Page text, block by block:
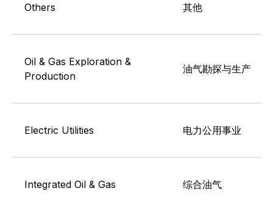
Others 其他
Oil & Gas Exploration &
Production
油气勘探与生产
Electric Utilities 电力公用事业
Integrated Oil & Gas 综合油气